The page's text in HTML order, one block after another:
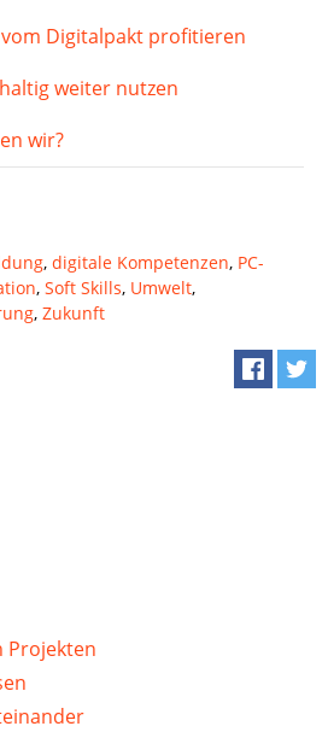
Digitalpakt profitieren
weiter nutzen
wir?
, digitale Kompetenzen, PC-
, Soft Skills, Umwelt,
, Zukunft
Projekten